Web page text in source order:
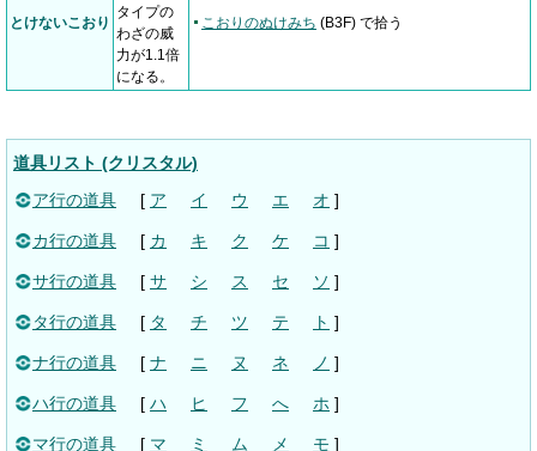
とけないこおり
タイプの
わざの威
力が1.1倍
になる。
こおりのぬけみち (B3F) で拾う
道具リスト (クリスタル)
ア行の道具
[ ア イ ウ エ オ ]
カ行の道具 [ カ キ ク ケ コ ]
サ行の道具 [ サ シ ス セ ソ ]
タ行の道具 [ タ チ ツ テ ト ]
ナ行の道具 [ ナ ニ ヌ ネ ノ ]
ハ行の道具 [ ハ ヒ フ へ ホ ]
マ行の道具 [ マ ミ ム メ モ ]